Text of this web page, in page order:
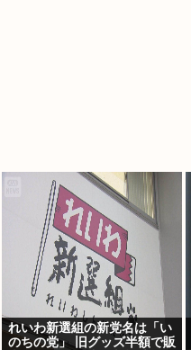
れいわ新選組の新党名は「い
のちの党」 旧グッズ半額で販